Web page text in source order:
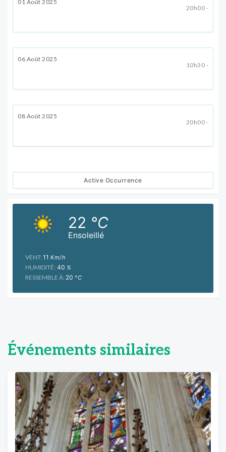
01 Août 2025
20h00 -
06 Août 2025
10h30 -
08 Août 2025
20h00 -
Active Occurrence
Ensoleillé
22 °C
VENT: 11 Km/h
HUMIDITÉ: 40 %
RESSEMBLE À: 20 °C
Événements similaires